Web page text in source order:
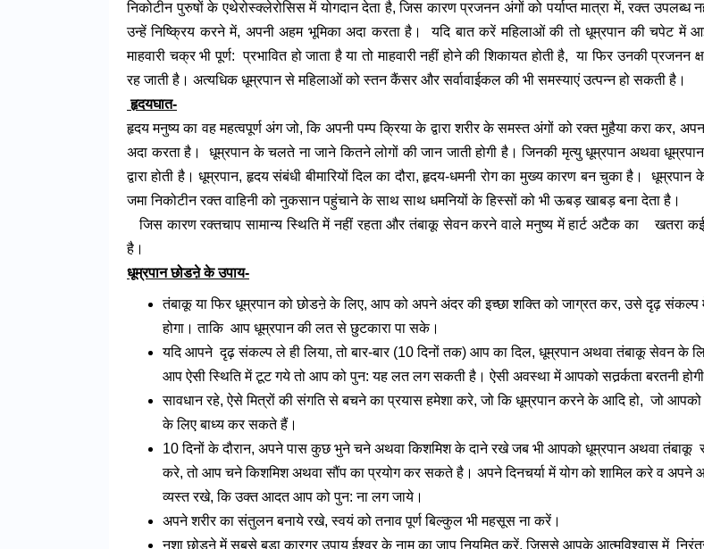
निकोटीन पुरुषों के एथेरोस्क्लेरोसिस में योगदान देता है, जिस कारण प्रजनन अंगों को पर्याप्त मात्रा में, रक्त उपलब्ध
उन्हें निष्क्रिय करने में, अपनी अहम भूमिका अदा करता है। यदि बात करें महिलाओं की तो धूम्रपान की चपेट में
माहवारी चक्र भी पूर्ण: प्रभावित हो जाता है या तो माहवारी नहीं होने की शिकायत होती है, या फिर उनकी प्रजनन
रह जाती है। अत्यधिक धूम्रपान से महिलाओं को स्तन कैंसर और सर्वावाईकल की भी समस्याएं उत्पन्न हो सकती है।
हृदयघात-
हृदय मनुष्य का वह महत्वपूर्ण अंग जो, कि अपनी पम्प क्रिया के द्वारा शरीर के समस्त अंगों को रक्त मुहैया करा कर,
अदा करता है। धूम्रपान के चलते ना जाने कितने लोगों की जान जाती होगी है। जिनकी मृत्यु धूम्रपान अथवा
द्वारा होती है। धूम्रपान, हृदय संबंधी बीमारियों दिल का दौरा, हृदय-धमनी रोग का मुख्य कारण बन चुका है।
जमा निकोटीन रक्त वाहिनी को नुकसान पहुंचाने के साथ साथ धमनियों के हिस्सों को भी ऊबड़ खाबड़ बना देता है।
जिस कारण रक्तचाप सामान्य स्थिति में नहीं रहता और तंबाकू सेवन करने वाले मनुष्य में हार्ट अटैक का खतरा कई
है।
धूम्रपान छोडऩे के उपाय-
तंबाकू या फिर धूम्रपान को छोडऩे के लिए, आप को अपने अंदर की इच्छा शक्ति को जाग्रत कर, उसे दृढ़ संकल्प
होगा। ताकि आप धूम्रपान की लत से छुटकारा पा सके।
यदि आपने दृढ़ संकल्प ले ही लिया, तो बार-बार (10 दिनों तक) आप का दिल, धूम्रपान अथवा तंबाकू सेवन के
आप ऐसी स्थिति में टूट गये तो आप को पुन: यह लत लग सकती है। ऐसी अवस्था में आपको सतर्र्कता बरतनी
सावधान रहे, ऐसे मित्रों की संगति से बचने का प्रयास हमेशा करे, जो कि धूम्रपान करने के आदि हो, जो
के लिए बाध्य कर सकते हैं।
10 दिनों के दौरान, अपने पास कुछ भुने चने अथवा किशमिश के दाने रखे जब भी आपको धूम्रपान अथवा तंबाकू
करे, तो आप चने किशमिश अथवा सौंप का प्रयोग कर सकते है। अपने दिनचर्या में योग को शामिल करे व अपने
व्यस्त रखे, कि उक्त आदत आप को पुन: ना लग जाये।
अपने शरीर का संतुलन बनाये रखे, स्वयं को तनाव पूर्ण बिल्कुल भी महसूस ना करें।
नशा छोडऩे में सबसे बड़ा कारगर उपाय ईश्वर के नाम का जाप नियमित करें, जिससे आपके आत्मविश्वास में